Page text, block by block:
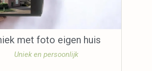
met foto eigen huis
Uniek en persoonlijk